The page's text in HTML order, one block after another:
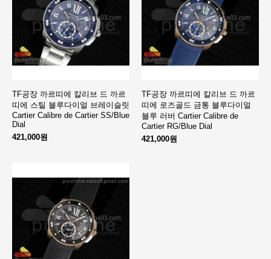
TF공장 까르띠에 칼리브 드 까르
띠에 스틸 블루다이얼 브레이슬릿
Cartier Calibre de Cartier SS/Blue
Dial
421,000원
TF공장 까르띠에 칼리브 드 까르
띠에 로즈골드 금통 블루다이얼
블루 러버 Cartier Calibre de
Cartier RG/Blue Dial
421,000원